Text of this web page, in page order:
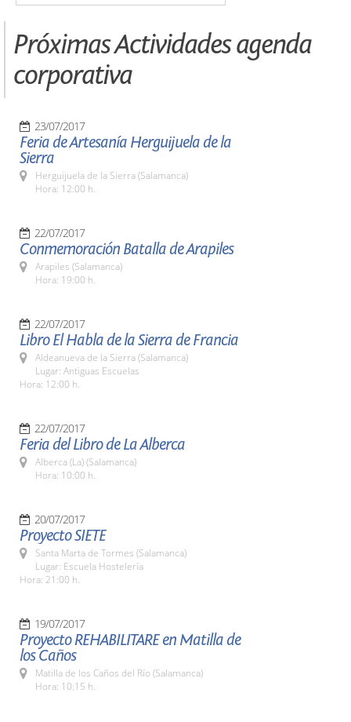
Próximas Actividades agenda
corporativa
23/07/2017
Feria de Artesanía Herguijuela de la
Sierra
Herguijuela de la Sierra (Salamanca)
Hora: 12:00 h.
22/07/2017
Conmemoración Batalla de Arapiles
Arapiles (Salamanca)
Hora: 19:00 h.
22/07/2017
Libro El Habla de la Sierra de Francia
Aldeanueva de la Sierra (Salamanca)
Lugar: Antiguas Escuelas
Hora: 12:00 h.
22/07/2017
Feria del Libro de La Alberca
Alberca (La) (Salamanca)
Hora: 10:00 h.
20/07/2017
Proyecto SIETE
Santa Marta de Tormes (Salamanca)
Lugar: Escuela Hostelería
Hora: 21:00 h.
19/07/2017
Proyecto REHABILITARE en Matilla de
los Caños
Matilla de los Caños del Río (Salamanca)
Hora: 10:15 h.